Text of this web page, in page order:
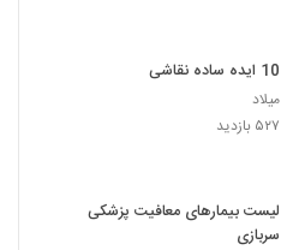
10 ایده ساده نقاشی
میلاد
۵۲۷ بازدید
لیست بیمارهای معافیت پزشکی
سربازی